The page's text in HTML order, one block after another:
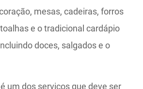
mesas, cadeiras, forros
e o tradicional cardápio
doces, salgados e o
um dos serviços que deve ser